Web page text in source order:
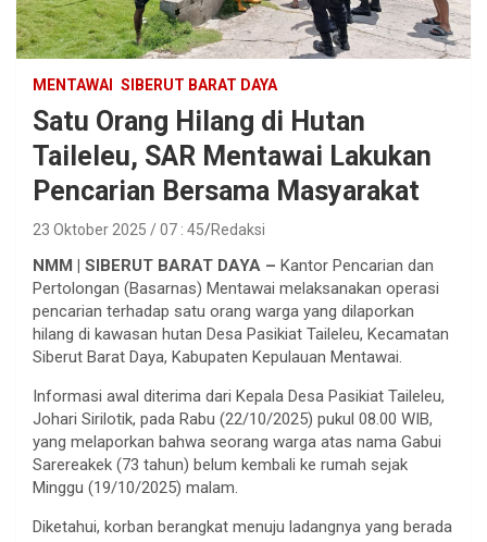
MENTAWAI SIBERUT BARAT DAYA
Satu Orang Hilang di Hutan
Taileleu, SAR Mentawai Lakukan
Pencarian Bersama Masyarakat
23 Oktober 2025 / 07 : 45 Redaksi
NMM | SIBERUT BARAT DAYA – Kantor Pencarian dan
Pertolongan (Basarnas) Mentawai melaksanakan operasi
pencarian terhadap satu orang warga yang dilaporkan
hilang di kawasan hutan Desa Pasikiat Taileleu, Kecamatan
Siberut Barat Daya, Kabupaten Kepulauan Mentawai.
Informasi awal diterima dari Kepala Desa Pasikiat Taileleu,
Johari Sirilotik, pada Rabu (22/10/2025) pukul 08.00 WIB,
yang melaporkan bahwa seorang warga atas nama Gabui
Sarereakek (73 tahun) belum kembali ke rumah sejak
Minggu (19/10/2025) malam.
Diketahui, korban berangkat menuju ladangnya yang berada